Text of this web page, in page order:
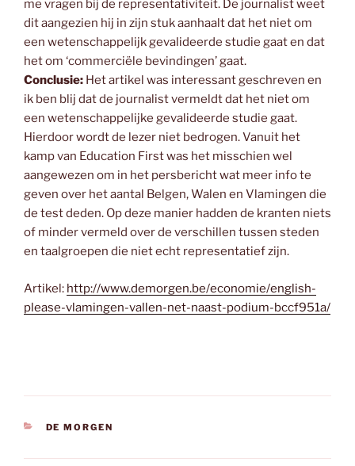
me vragen bij de representativiteit. De journalist weet
dit aangezien hij in zijn stuk aanhaalt dat het niet om
een wetenschappelijk gevalideerde studie gaat en dat
het om ‘commerciële bevindingen’ gaat.
Conclusie: Het artikel was interessant geschreven en
ik ben blij dat de journalist vermeldt dat het niet om
een wetenschappelijke gevalideerde studie gaat.
Hierdoor wordt de lezer niet bedrogen. Vanuit het
kamp van Education First was het misschien wel
aangewezen om in het persbericht wat meer info te
geven over het aantal Belgen, Walen en Vlamingen die
de test deden. Op deze manier hadden de kranten niets
of minder vermeld over de verschillen tussen steden
en taalgroepen die niet echt representatief zijn.
Artikel: http://www.demorgen.be/economie/english-
please-vlamingen-vallen-net-naast-podium-bccf951a/
CATEGORIEËN
DE MORGEN